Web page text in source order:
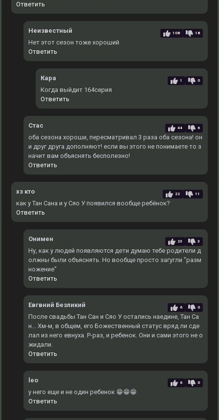
Ответить
Неизвестный 108 18
Нет этот сезон тоже хороший
Ответить
Кара 1 0
Когда выйдит 164серия
Ответить
Стас 44 6
оба сезона хороши, пересматривал 3 раза оба сезона! он
и друг друга дополняют! если вы этого не понимаете то з
начит вам объяснять бесполезно!
Ответить
хз кто 22 11
как у Тан Сана и у Сяо У появился вообще ребёнок?
Ответить
Онимен 23 3
Ну, как у людей появляются дети думаю тебе родители д
олжны были объяснять. Но вообще просто загугли "разм
ножение"
Ответить
Евгвний Безликий 6 0
После свадьбы Тан Сан и Сяо У остались наедине, Тан Са
н... Хм-м, в общем, его Божественный статус вряд ли сде
лал из него евнуха. Р-раз, и ребенок. Они и сами этого не о
жидали.
Ответить
leo 6 0
у него еще и не один ребенок 😁😁😁
Ответить